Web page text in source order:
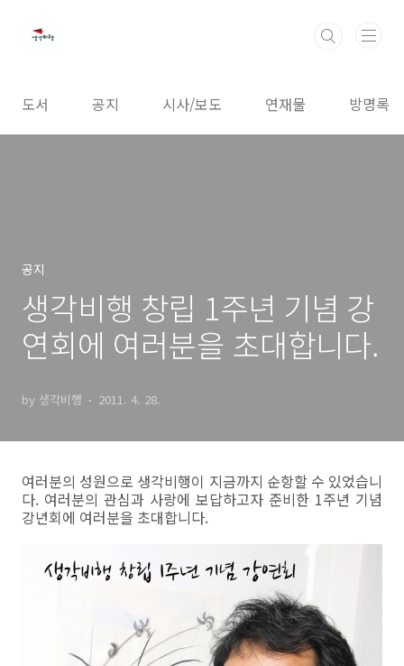
도서 공지 시사/보도 연재물 방명록
공지
생각비행 창립 1주년 기념 강
연회에 여러분을 초대합니다.
by 생각비행 2011. 4. 28.
여러분의 성원으로 생각비행이 지금까지 순항할 수 있었습니
다. 여러분의 관심과 사랑에 보답하고자 준비한 1주년 기념
강년회에 여러분을 초대합니다.